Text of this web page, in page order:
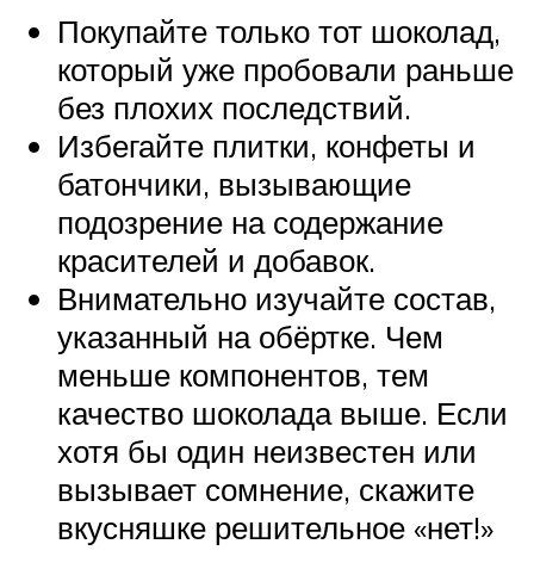
Покупайте только тот шоколад,
который уже пробовали раньше
без плохих последствий.
Избегайте плитки, конфеты и
батончики, вызывающие
подозрение на содержание
красителей и добавок.
Внимательно изучайте состав,
указанный на обёртке. Чем
меньше компонентов, тем
качество шоколада выше. Если
хотя бы один неизвестен или
вызывает сомнение, скажите
вкусняшке решительное «нет!»